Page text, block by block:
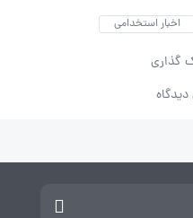
اخبار استخدامی
گذاری